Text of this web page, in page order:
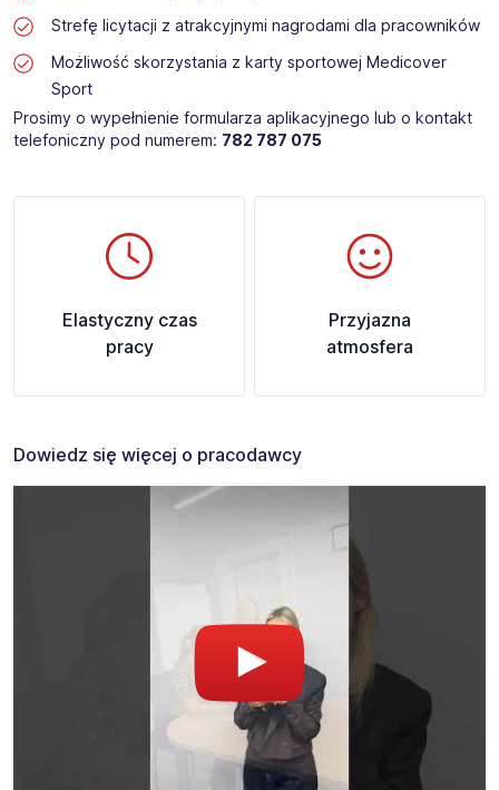
Strefę licytacji z atrakcyjnymi nagrodami dla pracowników
Możliwość skorzystania z karty sportowej Medicover
Sport
Prosimy o wypełnienie formularza aplikacyjnego lub o kontakt
telefoniczny pod numerem: 782 787 075 ​
Elastyczny czas
pracy
Przyjazna
atmosfera
Dowiedz się więcej o pracodawcy